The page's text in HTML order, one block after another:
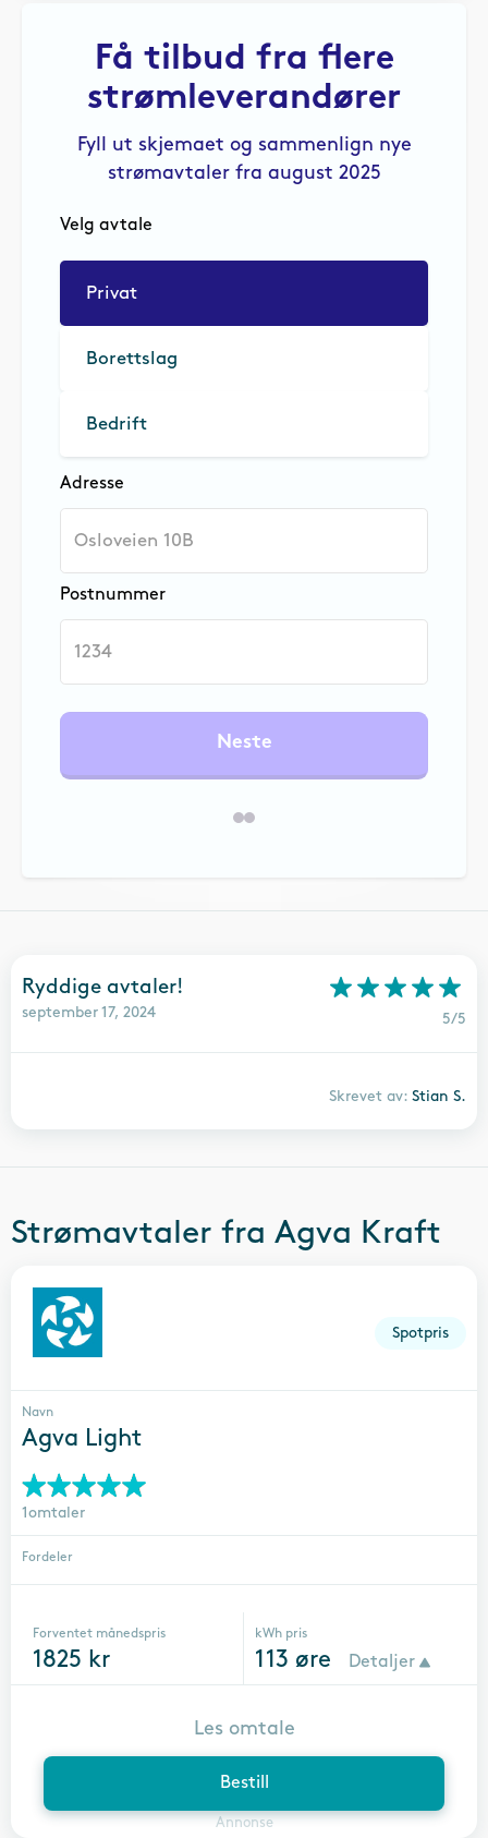
Få tilbud fra flere
strømleverandører
Fyll ut skjemaet og sammenlign nye
strømavtaler fra august 2025
Velg avtale
Privat
Borettslag
Bedrift
Adresse
Postnummer
Neste
Ryddige avtaler!
september 17, 2024 5/5
Skrevet av: Stian S.
Strømavtaler fra Agva Kraft
Spotpris
Navn
Agva Light
1omtaler
Fordeler
Forventet månedspris
1825 kr
kWh pris
113 øre Detaljer
Bestill
Annonse
Les omtale